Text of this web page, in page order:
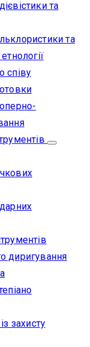
та
та
співу
диригування
захисту